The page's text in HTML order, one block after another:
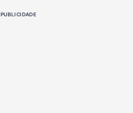
Xe-
PUBLICIDADE